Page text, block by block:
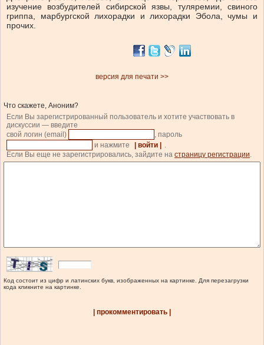
изучение возбудителей сибирской язвы, туляремии, свиного
гриппа, марбургской лихорадки и лихорадки Эбола, чумы и
прочих.
версия для печати >>
Что скажете, Аноним?
Если Вы зарегистрированный пользователь и хотите участвовать в
дискуссии — введите
свой логин (email)
, пароль
и нажмите
| войти |
.
Если Вы еще не зарегистрировались, зайдите на страницу регистрации.
Код состоит из цифр и латинских букв, изображенных на картинке. Для перезагрузки
кода кликните на картинке.
| прокомментировать |